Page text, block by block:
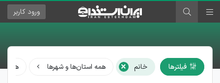
ورود کاربر
فیلترها خانم × همه استان‌ها و شهرها همه